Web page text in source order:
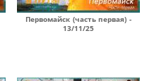
Первомайск (часть первая) -
13/11/25